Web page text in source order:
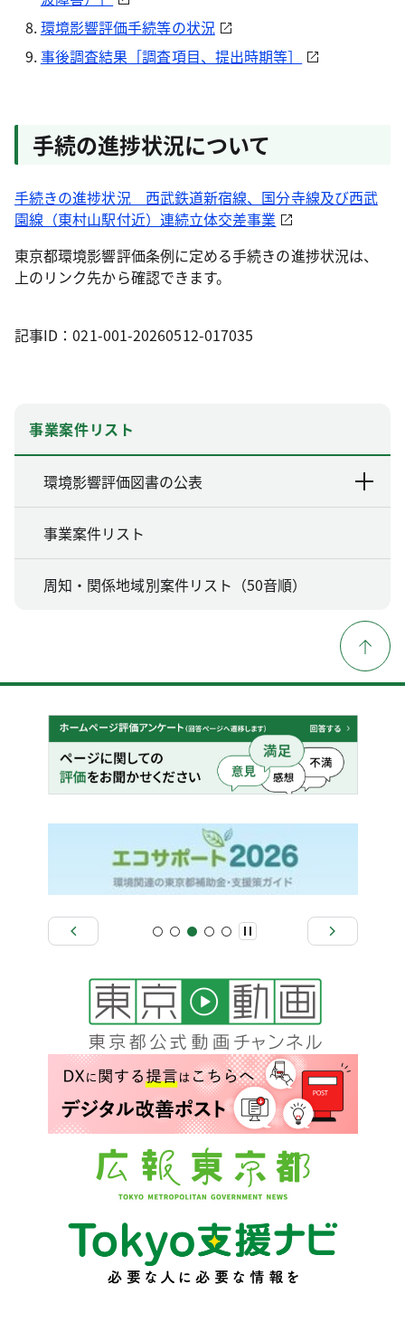
環境影響評価手続等の状況
事後調査結果［調査項目、提出時期等］
手続の進捗状況について
手続きの進捗状況 西武鉄道新宿線、国分寺線及び西武
園線（東村山駅付近）連続立体交差事業
東京都環境影響評価条例に定める手続きの進捗状況は、
上のリンク先から確認できます。
記事ID：021-001-20260512-017035
事業案件リスト
環境影響評価図書の公表
事業案件リスト
周知・関係地域別案件リスト（50音順）